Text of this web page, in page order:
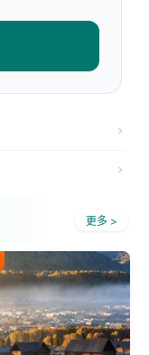
更多 >